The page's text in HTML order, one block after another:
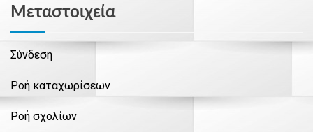
Μεταστοιχεία
Σύνδεση
Ροή καταχωρίσεων
Ροή σχολίων